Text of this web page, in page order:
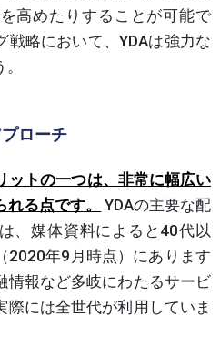
高めたりすることが可能で
戦略において、YDAは強力な
ローチ
ットの一つは、非常に幅広い
る点です。
YDAの主要な配
、媒体資料によると40代以
2020年9月時点）にあります
情報など多岐にわたるサービ
際には全世代が利用していま